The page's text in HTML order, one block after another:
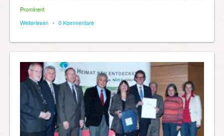
Prominent
Weiterlesen • 0 Kommentare